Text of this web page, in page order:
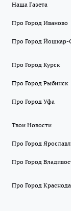
Наша Газета
Про Город Иваново
Про Город Йошкар-
Про Город Курск
Про Город Рыбинск
Про Город Уфа
Твои Новости
Про Город
Про Город
Про Город